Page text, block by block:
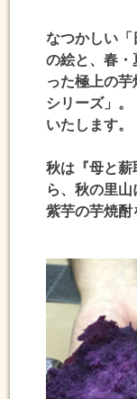
なつかしい「
の絵と、春・
った極上の
シリーズ」
いたします。
秋は『母と
ら、秋の里
紫芋の芋焼酎